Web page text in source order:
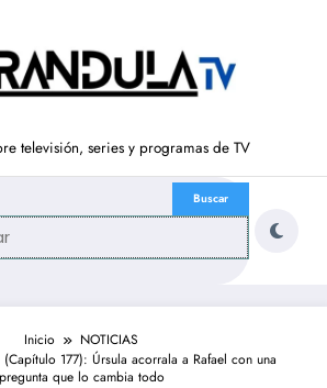
televisión, series y programas de TV
Inicio
NOTICIAS
(Capítulo 177): Úrsula acorrala a Rafael con una
pregunta que lo cambia todo